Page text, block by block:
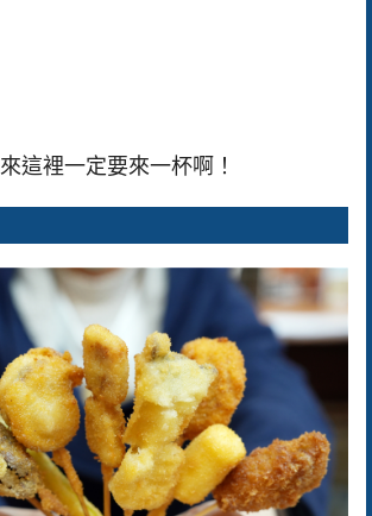
來這裡一定要來一杯啊！